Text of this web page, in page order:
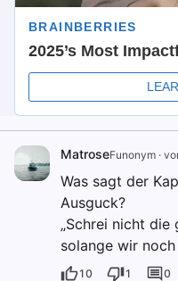
MatroseFunonym ·
Was sagt der
Ausguck?
„Schrei nicht die
solange wir
10 1 0